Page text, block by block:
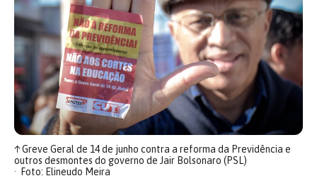
↑Greve Geral de 14 de junho contra a reforma da Previdência e
outros desmontes do governo de Jair Bolsonaro (PSL)
Foto: Elineudo Meira